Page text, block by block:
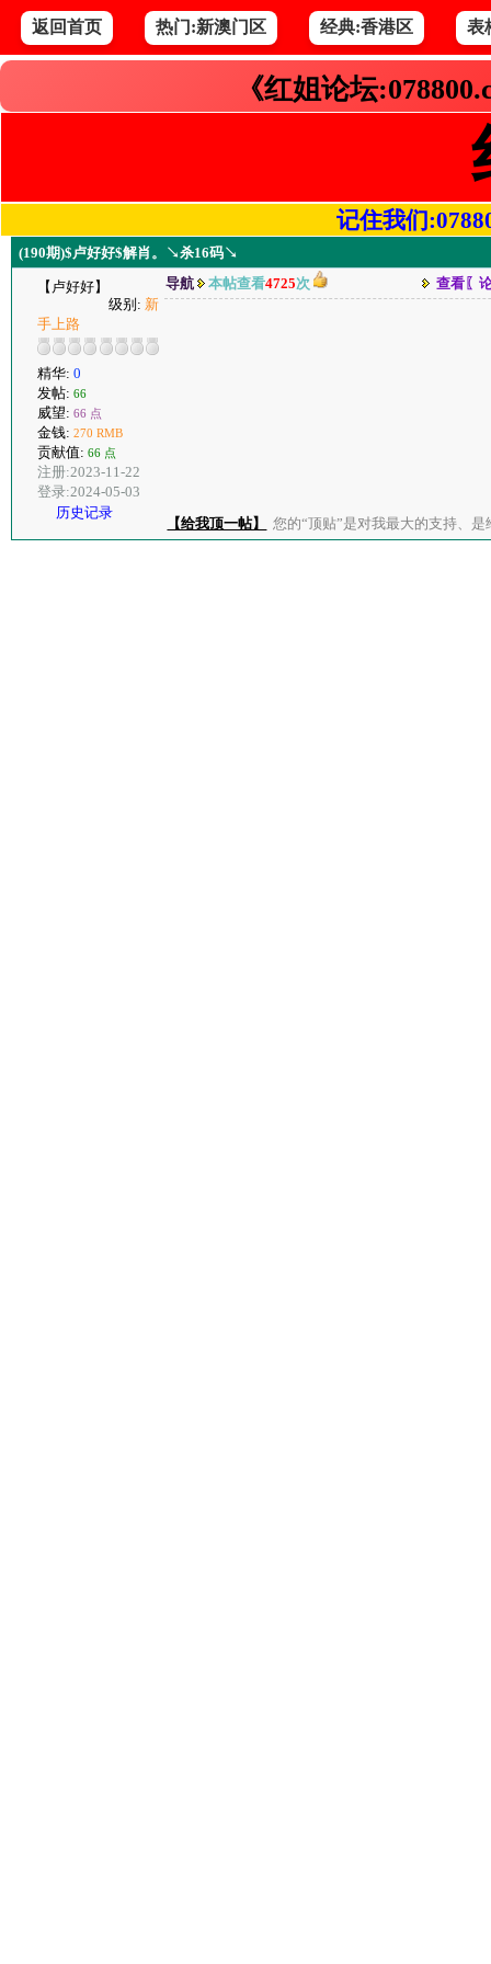
返回首页 热门:新澳门区 经典:香港区 表
《红姐论坛
记住我们
(190期)$卢好好$解肖。↘杀16码↘
【卢好好】
级别: 新
手上路
精华: 0
发帖: 66
威望: 66 点
金钱: 270 RMB
贡献值: 66 点
注册:2023-11-22
登录:2024-05-03
历史记录
导航 本帖查看4725次 查看〖
【给我顶一帖】 您的“顶贴”是对我最大的支持、